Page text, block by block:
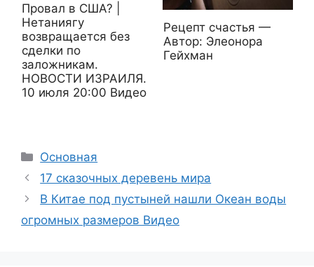
Провал в США? |
Нетаниягу
возвращается без
сделки по
заложникам.
НОВОСТИ ИЗРАИЛЯ.
10 июля 20:00 Видео
Рецепт счастья —
Автор: Элеонора
Гейхман
Рубрики
Основная
17 сказочных деревень мира
В Китае под пустыней нашли Океан воды
огромных размеров Видео